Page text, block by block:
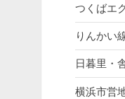
つくばエ
りんかい
日暮里・
横浜市営